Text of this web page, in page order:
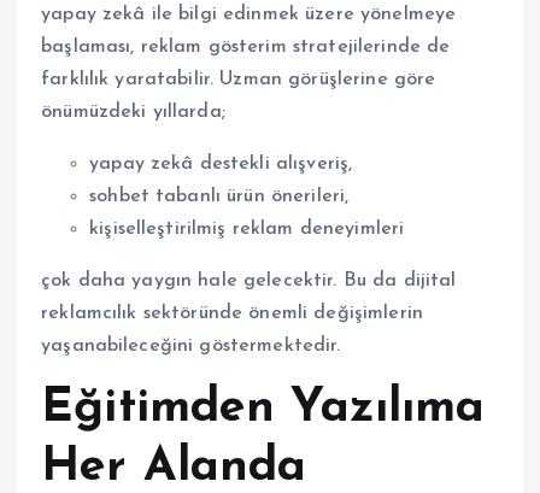
yapay zekâ ile bilgi edinmek üzere yönelmeye
başlaması, reklam gösterim stratejilerinde de
farklılık yaratabilir. Uzman görüşlerine göre
önümüzdeki yıllarda;
yapay zekâ destekli alışveriş,
sohbet tabanlı ürün önerileri,
kişiselleştirilmiş reklam deneyimleri
çok daha yaygın hale gelecektir. Bu da dijital
reklamcılık sektöründe önemli değişimlerin
yaşanabileceğini göstermektedir.
Eğitimden Yazılıma
Her Alanda